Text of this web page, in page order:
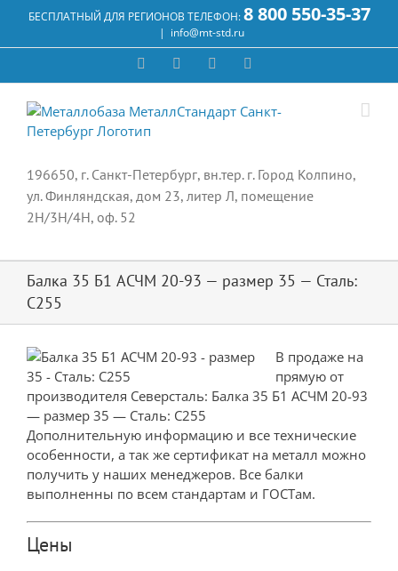
content
БЕСПЛАТНЫЙ ДЛЯ РЕГИОНОВ ТЕЛЕФОН:8 800 550-35-37
| info@mt-std.ru
WhatsApp Email
196650, г. Санкт-Петербург, вн.тер. г. Город Колпино,
ул. Финляндская, дом 23, литер Л, помещение
2Н/3Н/4Н, оф. 52
Балка 35 Б1 АСЧМ 20-93 — размер 35 — Сталь:
С255
В продаже на
прямую от
производителя Северсталь: Балка 35 Б1 АСЧМ 20-93
— размер 35 — Сталь: С255
Дополнительную информацию и все технические
особенности, а так же сертификат на металл можно
получить у наших менеджеров. Все балки
выполненны по всем стандартам и ГОСТам.
Цены